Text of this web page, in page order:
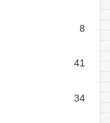
8
41
34